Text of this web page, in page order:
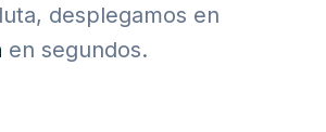
desplegamos en
en segundos.